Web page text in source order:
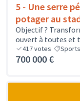
5 - Une serre
potager au
Objectif ?
ouvert à toutes et
417votes
700 000 €